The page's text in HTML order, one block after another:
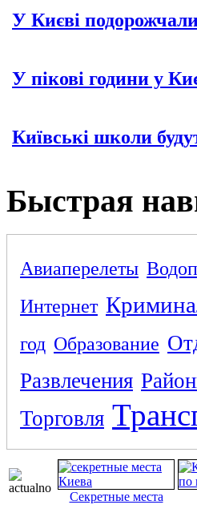
У Києві
У пікові години у
Київські школи
Быстрая
Авиаперелеты
Интернет
год Образование
Развлечения
Торговля
Секретные места